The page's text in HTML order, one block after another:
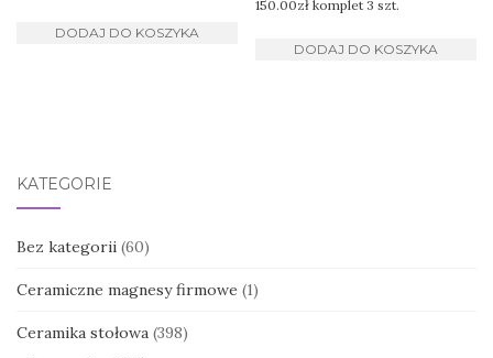
DODAJ DO KOSZYKA
150.00zł komplet 3 szt.
DODAJ DO KOSZYKA
KATEGORIE
Bez kategorii (60)
Ceramiczne magnesy firmowe (1)
Ceramika stołowa (398)